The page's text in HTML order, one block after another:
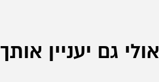
אולי גם יעניין אותך